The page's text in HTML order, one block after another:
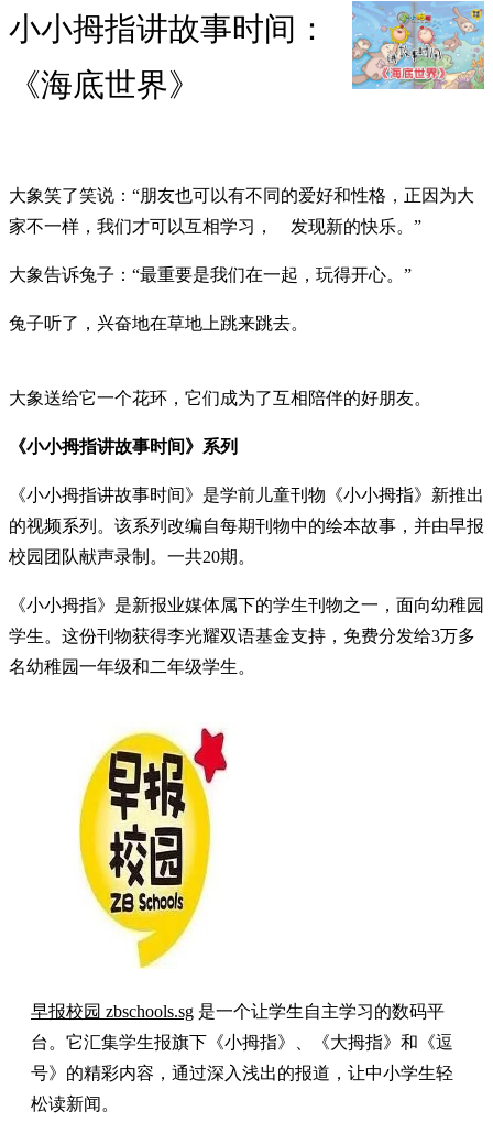
小小拇指讲故事时间：
《海底世界》
大象笑了笑说：“朋友也可以有不同的爱好和性格，正因为大
家不一样，我们才可以互相学习， 发现新的快乐。”
大象告诉兔子：“最重要是我们在一起，玩得开心。”
兔子听了，兴奋地在草地上跳来跳去。
大象送给它一个花环，它们成为了互相陪伴的好朋友。
《小小拇指讲故事时间》系列
《小小拇指讲故事时间》是学前儿童刊物《小小拇指》新推出
的视频系列。该系列改编自每期刊物中的绘本故事，并由早报
校园团队献声录制。一共20期。
《小小拇指》是新报业媒体属下的学生刊物之一，面向幼稚园
学生。这份刊物获得李光耀双语基金支持，免费分发给3万多
名幼稚园一年级和二年级学生。
早报校园 zbschools.sg 是一个让学生自主学习的数码平
台。它汇集学生报旗下《小拇指》、《大拇指》和《逗
号》的精彩内容，通过深入浅出的报道，让中小学生轻
松读新闻。